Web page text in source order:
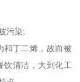
污染;
和丁二烯，故而被
饮清洁，大到化工